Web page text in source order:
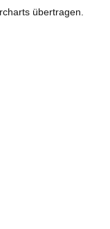
übertragen.